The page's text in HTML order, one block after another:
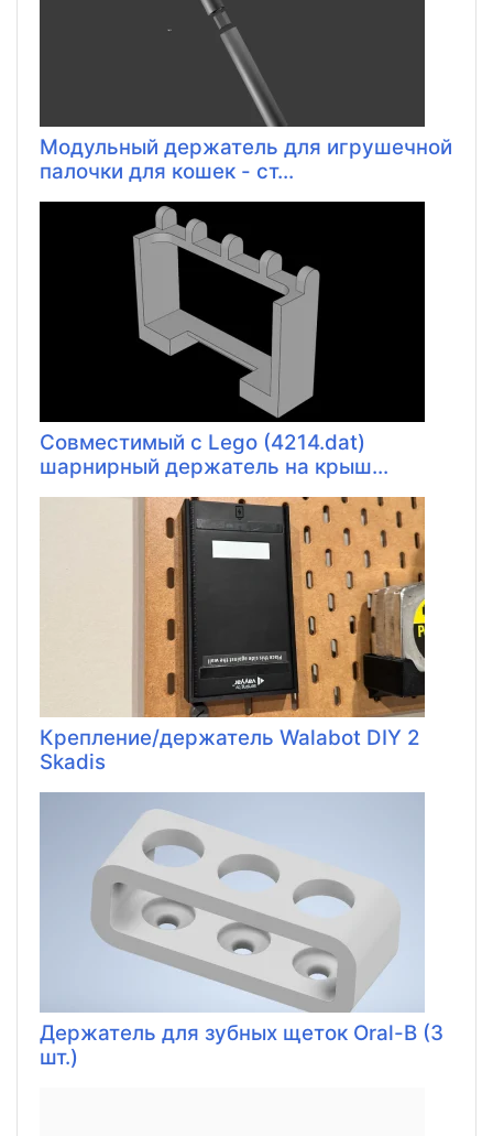
Модульный держатель для игрушечной
палочки для кошек - ст...
Совместимый с Lego (4214.dat)
шарнирный держатель на крыш...
Крепление/держатель Walabot DIY 2
Skadis
Держатель для зубных щеток Oral-B (3
шт.)